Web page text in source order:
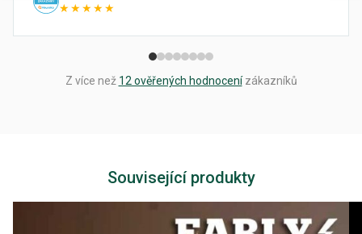
★★★★★
Z více než 12 ověřených hodnocenízákazníků
Související produkty